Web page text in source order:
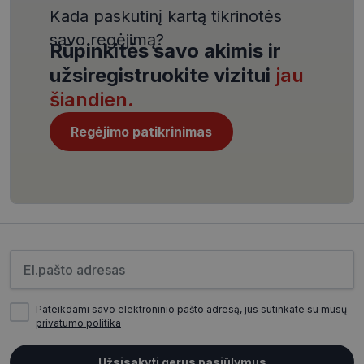
Kada paskutinį kartą tikrinotės
savo regėjimą?
Rūpinkitės savo akimis ir
užsiregistruokite vizitui jau
šiandien.
Regėjimo patikrinimas
Pateikdami savo elektroninio pašto adresą, jūs sutinkate su mūsų
privatumo politika
CookieScriptConsent
CookieScript
www.visionexpress.lt
_tt_enable_cookie .visionexpress.lt
2 mėnesiai